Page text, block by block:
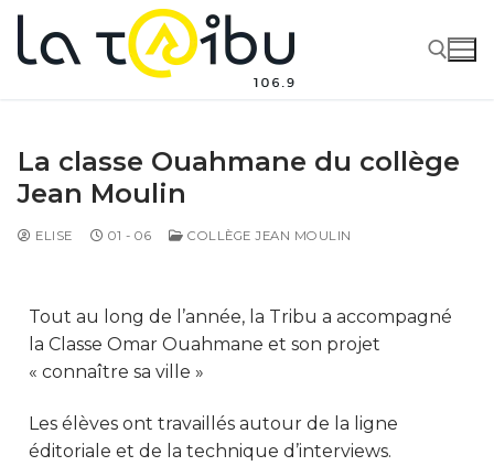
La classe Ouahmane du collège
Jean Moulin
ELISE 01 - 06 COLLÈGE JEAN MOULIN
Tout au long de l’année, la Tribu a accompagné
la Classe Omar Ouahmane et son projet
« connaître sa ville »
Les élèves ont travaillés autour de la ligne
éditoriale et de la technique d’interviews.